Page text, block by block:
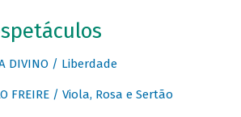
DIVINO / Liberdade
FREIRE / Viola, Rosa e Sertão